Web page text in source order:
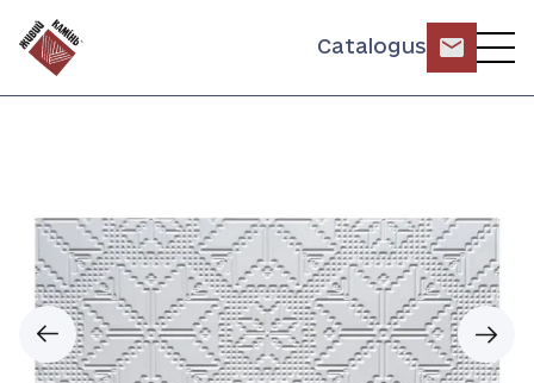
Catalogus